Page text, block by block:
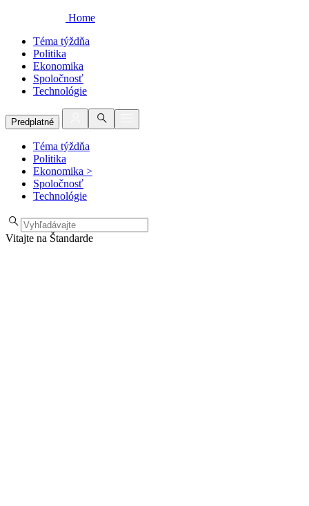
Home
Téma týždňa
Politika
Ekonomika
Spoločnosť
Technológie
Predplatné
Téma týždňa
Politika
Ekonomika >
Spoločnosť
Technológie
Vitajte na Štandarde